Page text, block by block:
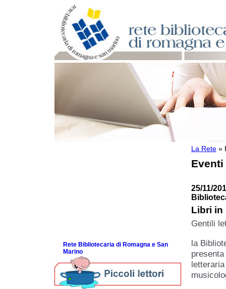
La Rete »
Eventi
25/11/
Libri in
Gentili
la
Rete Bibliotecaria di Romagna e San
Marino